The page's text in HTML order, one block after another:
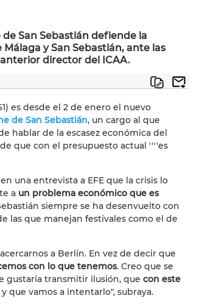
San Sebastián defiende la
y San Sebastián, ante las
director del ICAA.
es desde el 2 de enero el nuevo
de San Sebastián, un cargo al que
hablar de la escasez económica del
que con el presupuesto actual ''''es
una entrevista a EFE que la crisis lo
a un problema económico que es
siempre se ha desenvuelto con
las que manejan festivales como el de
a Berlín. En vez de decir que
con lo que tenemos. Creo que se
gustaría transmitir ilusión, que con este
y que vamos a intentarlo", subraya.